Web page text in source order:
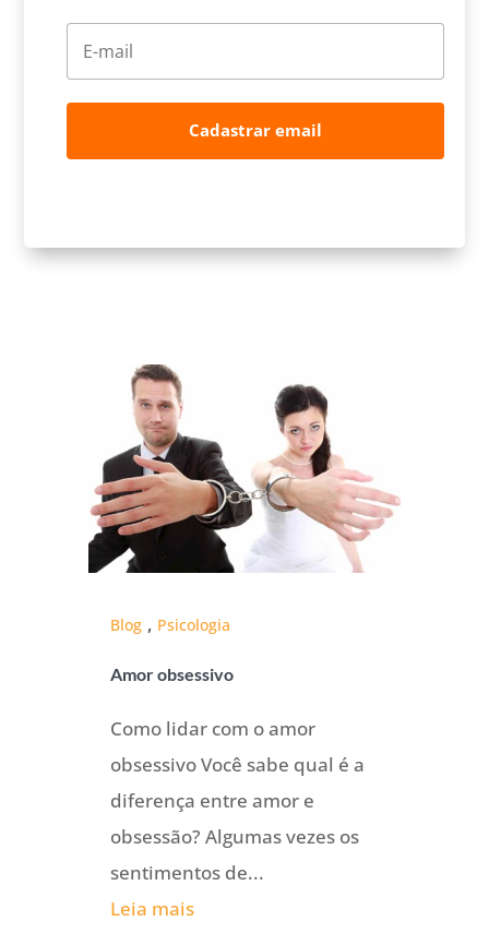
Cadastrar email
Blog , Psicologia
Amor obsessivo
Como lidar com o amor
obsessivo Você sabe qual é a
diferença entre amor e
obsessão? Algumas vezes os
sentimentos de...
Leia mais